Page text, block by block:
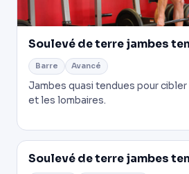
Soulevé de terre jambes
Barre Avancé
Jambes quasi tendues pour
et les lombaires.
Soulevé de terre jambes